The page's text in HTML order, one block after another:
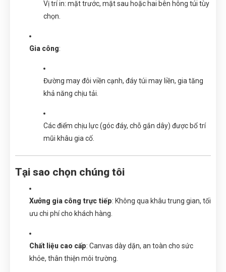
Vị trí in: mặt trước, mặt sau hoặc hai bên hông túi tùy
chọn.
Gia công:
Đường may đôi viền cạnh, đáy túi may liền, gia tăng
khả năng chịu tải.
Các điểm chịu lực (góc đáy, chỗ gắn dây) được bổ trí
mũi khâu gia cố.
Tại sao chọn chúng tôi
Xưởng gia công trực tiếp: Không qua khâu trung gian, tối
ưu chi phí cho khách hàng.
Chất liệu cao cấp: Canvas dày dặn, an toàn cho sức
khỏe, thân thiện môi trường.